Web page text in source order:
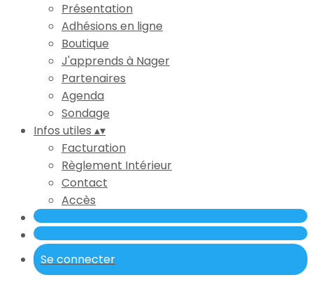
Présentation
Adhésions en ligne
Boutique
J'apprends à Nager
Partenaires
Agenda
Sondage
Infos utiles ▴▾
Facturation
Règlement Intérieur
Contact
Accès
Se connecter